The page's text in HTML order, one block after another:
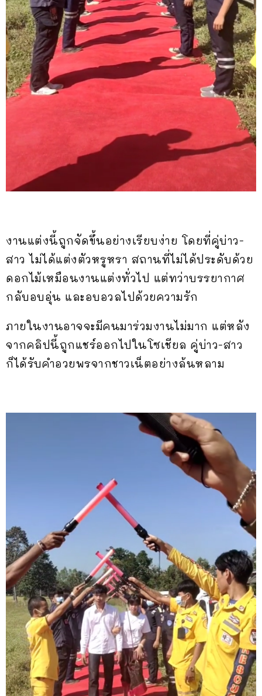
งานแต่งนี้ถูกจัดขึ้นอย่างเรียบง่าย โดยที่คู่บ่าว-
สาว ไม่ได้แต่งตัวหรูหรา สถานที่ไม่ได้ประดับด้วย
ดอกไม้เหมือนงานแต่งทั่วไป แต่ทว่าบรรยากาศ
กลับอบอุ่น และอบอวลไปด้วยความรัก
ภายในงานอาจจะมีคนมาร่วมงานไม่มาก แต่หลัง
จากคลิปนี้ถูกแชร์ออกไปในโซเชียล คู่บ่าว-สาว
ก็ได้รับคำอวยพรจากชาวเน็ตอย่างล้นหลาม